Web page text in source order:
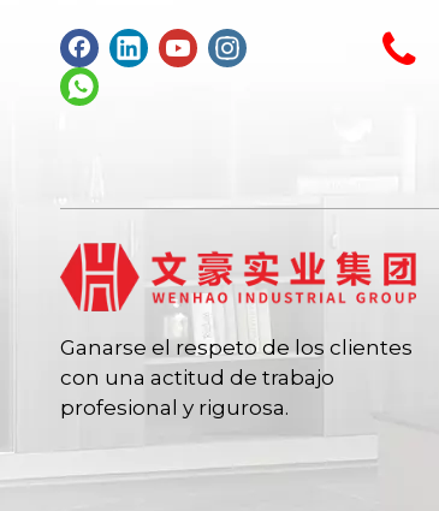
Ganarse el respeto de los clientes
con una actitud de trabajo
profesional y rigurosa.